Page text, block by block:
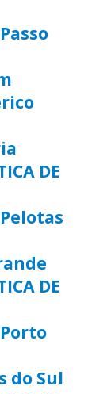
DE
DE
do Sul